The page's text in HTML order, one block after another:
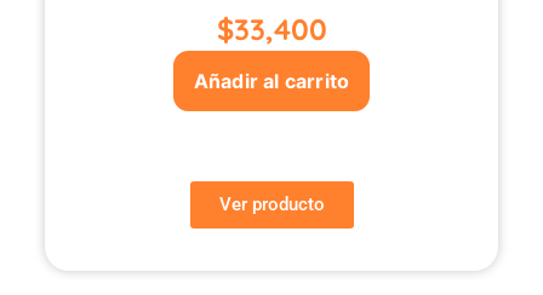
$33,400
Añadir al carrito
Ver producto